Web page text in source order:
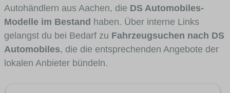
Autohändlern aus Aachen, die DS Automobiles-
Modelle im Bestand haben. Über interne Links
gelangst du bei Bedarf zu Fahrzeugsuchen nach DS
Automobiles, die die entsprechenden Angebote der
lokalen Anbieter bündeln.